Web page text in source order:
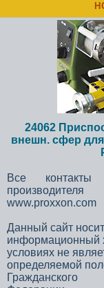
24062
внешн. сфер для
Все
производителя
www.proxxon.com
Данный сайт
информационный
условиях не
определяемой
Гражданского